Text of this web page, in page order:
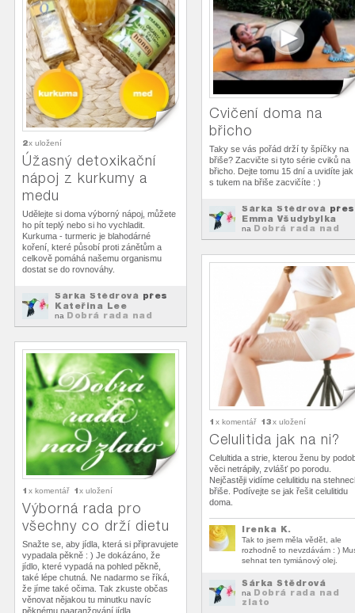
2x uložení
Úžasný detoxikační
nápoj z kurkumy a
medu
Udělejte si doma výborný nápoj, můžete
ho pít teplý nebo si ho vychladit.
Kurkuma - turmeric je blahodárné
koření, které působí proti zánětům a
celkově pomáhá našemu organismu
dostat se do rovnováhy.
Šárka Štědrová přes
Kateřina Lee
na Dobrá rada nad
zlato
Cvičení doma na
břicho
Taky se vás pořád drží ty špíčky na
břiše? Zacvičte si tyto série cviků na
břicho. Dejte tomu 15 dní a uvidíte jak
s tukem na břiše zacvičíte : )
Šárka Štědrová přes
Emma Všudybylka
na Dobrá rada nad
zlato
1 x komentář 13x uložení
Celulitida jak na ni?
Celultida a strie, kterou ženu by
věci netrápily, zvlášť po porodu.
Nejčastěji vidíme celulitidu na
břiše. Podívejte se jak řešit celulitidu
doma.
Irenka K.
Tak to jsem měla vědět, ale
rozhodně to nevzdávám : )
sehnat ten tymiánový olej.
Šárka Štědrová
na Dobrá rada nad
zlato
1 x komentář 1x uložení
Výborná rada pro
všechny co drží dietu
Snažte se, aby jídla, která si připravujete
vypadala pěkně : ) Je dokázáno, že
jídlo, které vypadá na pohled pěkně,
také lépe chutná. Ne nadarmo se říká,
že jíme také očima. Tak zkuste občas
věnovat nějakou tu minutku navíc
pěknému naaranžování jídla...